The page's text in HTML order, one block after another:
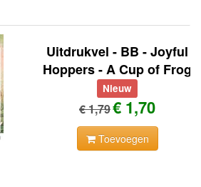
Uitdrukvel - BB - Joyful
Hoppers - A Cup of Frog
Nieuw
€ 1,79€ 1,70
Toevoegen